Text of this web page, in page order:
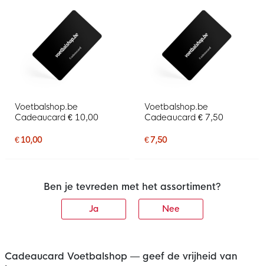
Voetbalshop.be
Cadeaucard € 10,00
€ 10,00
Voetbalshop.be
Cadeaucard € 7,50
€ 7,50
Ben je tevreden met het assortiment?
Ja Nee
Cadeaucard Voetbalshop — geef de vrijheid van